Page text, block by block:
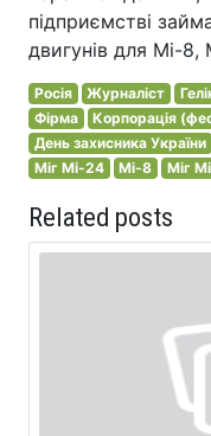
підприємстві
двигунів для Мі-
Росія Журналіст
Фірма
Корпорація
День захисника України
Міг Мі-24
Мі-8 Міг
Related posts